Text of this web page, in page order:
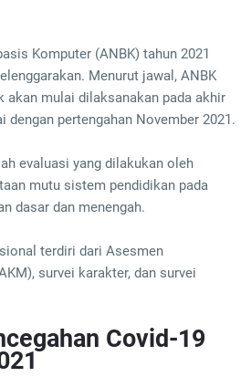
Komputer (ANBK) tahun 2021
Menurut jawal, ANBK
akan mulai dilaksanakan pada akhir
dengan pertengahan November 2021.
evaluasi yang dilakukan oleh
mutu sistem pendidikan pada
dasar dan menengah.
terdiri dari Asesmen
survei karakter, dan survei
Covid-19